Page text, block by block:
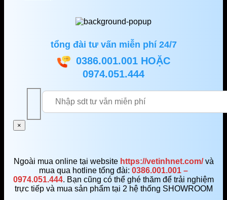
tổng đài tư vấn miễn phí 24/7
0386.001.001HOẶC
0974.051.444
×
Ngoài mua online tại website https://vetinhnet.com/và
mua qua hotline tổng đài: 0386.001.001 –
0974.051.444. Bạn cũng có thể ghé thăm để trải nghiệm
trực tiếp và mua sản phẩm tại 2 hệ thống SHOWROOM